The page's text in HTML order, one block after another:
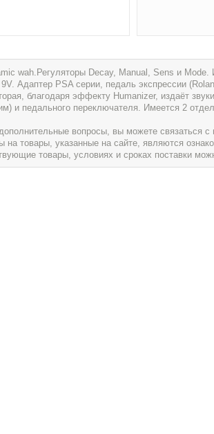
wah.Регуляторы Decay, Manual, Sens и
Адаптер PSA серии, педаль экспрессии
благодаря эффекту Humanizer, издаёт
и педального переключателя. Имеется 2
вопросы, вы можете связаться
на товары, указанные на сайте, являются
товары, условиях и сроках поставки